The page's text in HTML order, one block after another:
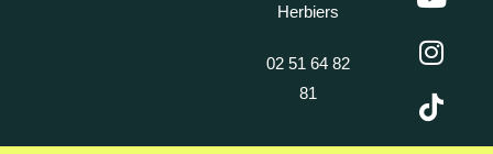
Herbiers
02 51 64 82
81